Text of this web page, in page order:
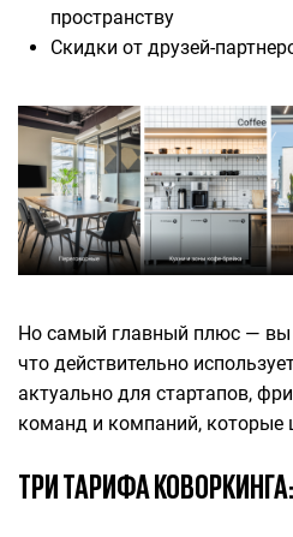
пространству
Скидки от друзей-
Но самый главный плюс — вы
что действительно
актуально для стартапов,
команд и компаний, которые
ТРИ ТАРИФА